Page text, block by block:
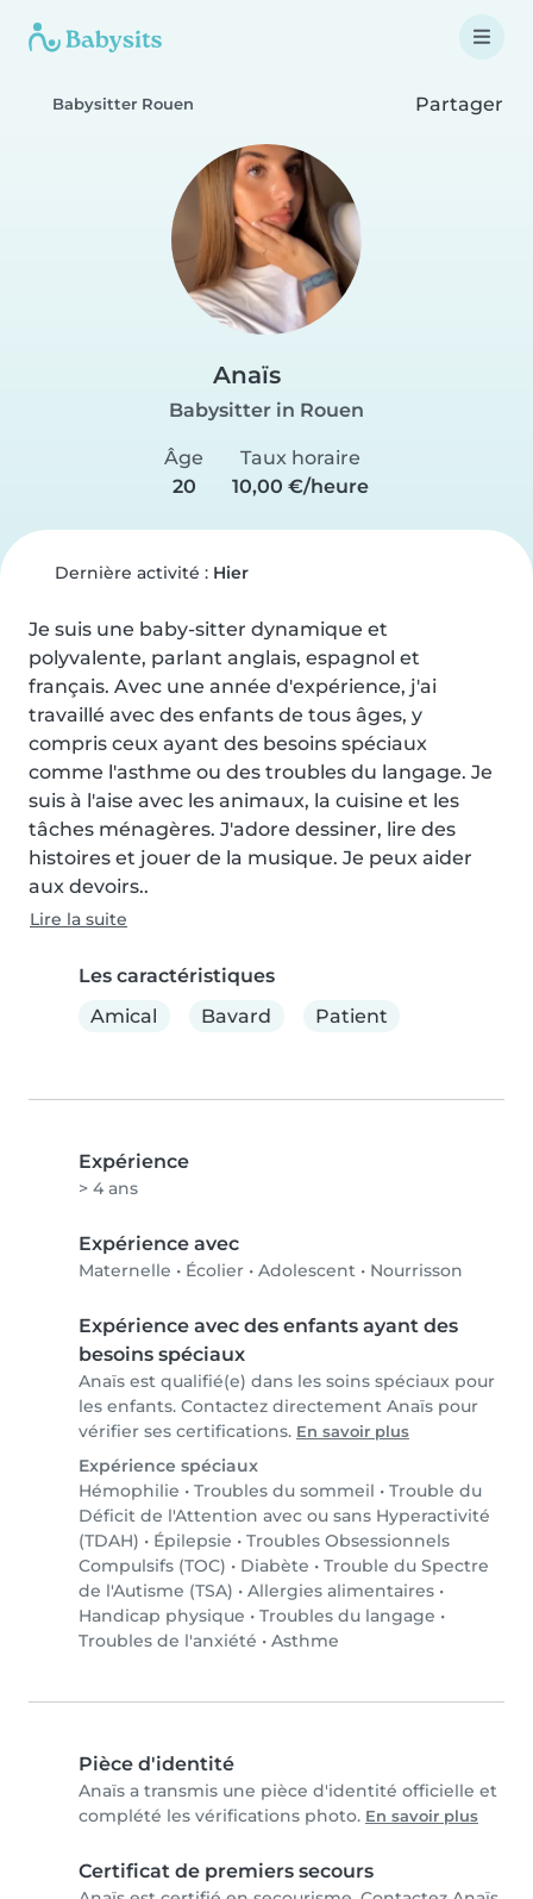
Babysitter Rouen Partager
Anaïs
Babysitter in Rouen
Âge
20
Taux horaire
10,00 €/heure
Dernière activité : Hier
Je suis une baby-sitter dynamique et
polyvalente, parlant anglais, espagnol et
français. Avec une année d'expérience, j'ai
travaillé avec des enfants de tous âges, y
compris ceux ayant des besoins spéciaux
comme l'asthme ou des troubles du langage. Je
suis à l'aise avec les animaux, la cuisine et les
tâches ménagères. J'adore dessiner, lire des
histoires et jouer de la musique. Je peux aider
aux devoirs..
Lire la suite
Les caractéristiques
Amical
Bavard Patient
Expérience
> 4 ans
Expérience avec
Maternelle • Écolier • Adolescent • Nourrisson
Expérience avec des enfants ayant des
besoins spéciaux
Anaïs est qualifié(e) dans les soins spéciaux pour
les enfants. Contactez directement Anaïs pour
vérifier ses certifications. En savoir plus
Expérience spéciaux
Hémophilie • Troubles du sommeil • Trouble du
Déficit de l'Attention avec ou sans Hyperactivité
(TDAH) • Épilepsie • Troubles Obsessionnels
Compulsifs (TOC) • Diabète • Trouble du Spectre
de l'Autisme (TSA) • Allergies alimentaires •
Handicap physique • Troubles du langage •
Troubles de l'anxiété • Asthme
Pièce d'identité
Anaïs a transmis une pièce d'identité officielle et
complété les vérifications photo. En savoir plus
Certificat de premiers secours